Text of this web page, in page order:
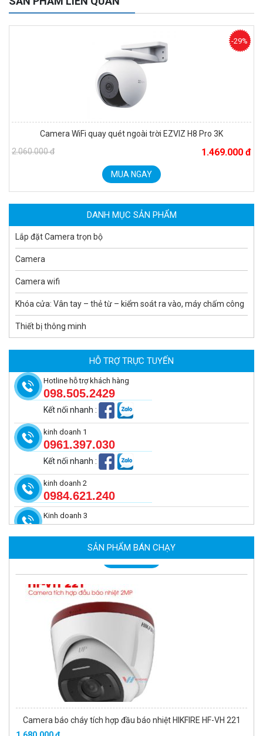
Camera WiFi quay quét ngoài trời EZVIZ H8 Pro 3K
đ
1.469.000 đ
MUA NGAY
DANH MỤC SẢN PHẨM
Lắp đặt Camera trọn bộ
Camera
Camera wifi
Khóa cửa: Vân tay – thẻ từ – kiểm soát ra vào, máy chấm công
Thiết bị thông minh
HỖ TRỢ TRỰC TUYẾN
Hotline hỗ trợ khách hàng
098.505.2429
Kết nối nhanh :
kinh doanh 1
0961.397.030
Kết nối nhanh :
kinh doanh 2
0984.621.240
Kinh doanh 3
SẢN PHẨM BÁN CHẠY
Camera tích hợp đầu báo nhiệt 2MP Hikfire HF-VH 223
MUA NGAY
Camera tích hợp đầu báo nhiệt 4MP Hikfire HF-VH 243
2.350.000 đ
MUA NGAY
Camera báo cháy 4MP Hikfire HF-VR 343
MUA NGAY
Camera báo cháy tích hợp đầu báo nhiệt HIKFIRE HF-VH 221